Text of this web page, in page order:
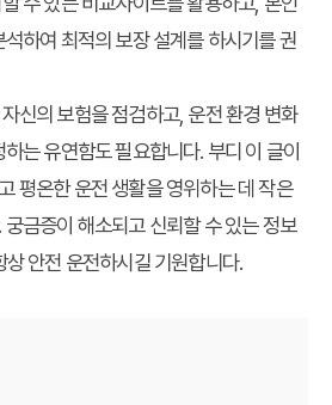
하여 최적의 보장 설계를 하시기를 권
신의 보험을 점검하고, 운전 환경 변화
는 유연함도 필요합니다. 부디 이 글이
평온한 운전 생활을 영위하는 데 작은
금증이 해소되고 신뢰할 수 있는 정보
안전 운전하시길 기원합니다.